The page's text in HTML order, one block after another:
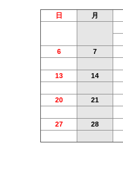
日 月
6
7
13
14
20
21
27
28